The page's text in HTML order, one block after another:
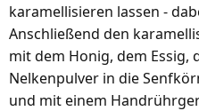
karamellisieren lassen -
Anschließend den
mit dem Honig, dem Essig,
Nelkenpulver in die
und mit einem